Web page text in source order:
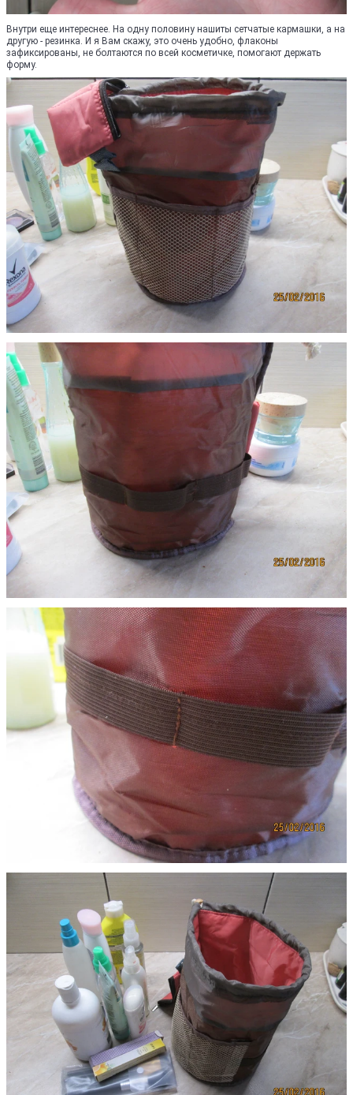
Внутри еще интереснее. На одну половину нашиты сетчатые кармашки, а на
другую - резинка. И я Вам скажу, это очень удобно, флаконы
зафиксированы, не болтаются по всей косметичке, помогают держать
форму.